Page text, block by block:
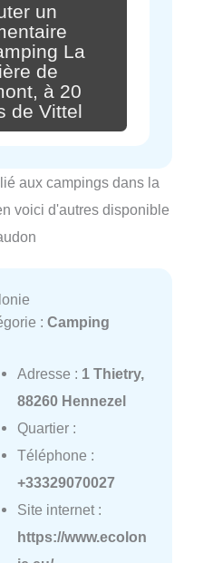
un
La
de
à 20
de Vittel
aux campings dans la
voici d'autres disponible
: Camping
Adresse : 1 Thietry,
88260 Hennezel
Quartier :
Téléphone :
+33329070027
Site internet :
https://www.ecolon